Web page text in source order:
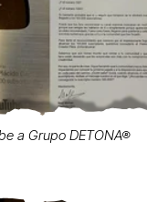
a Grupo DETONA®